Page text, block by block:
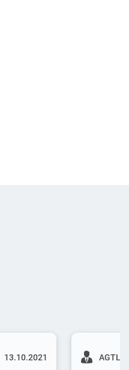
13.10.2021 AGTL